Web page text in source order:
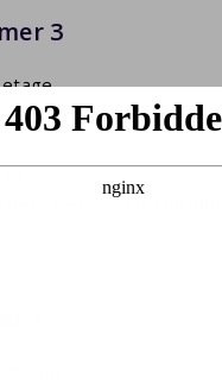
3
bedden bij aankomst